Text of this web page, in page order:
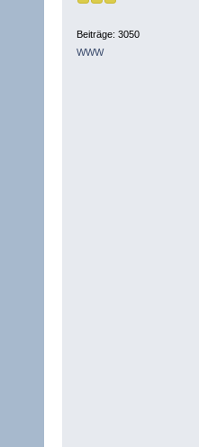
Beiträge: 3050
WWW